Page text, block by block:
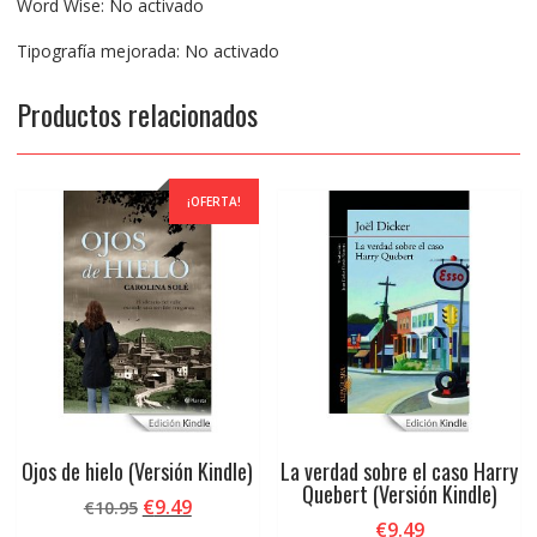
Word Wise: No activado
Tipografía mejorada: No activado
Productos relacionados
¡OFERTA!
Ojos de hielo (Versión Kindle)
€10.95 El
€9.49El
La verdad sobre el caso Harry
Quebert (Versión Kindle)
€9.49